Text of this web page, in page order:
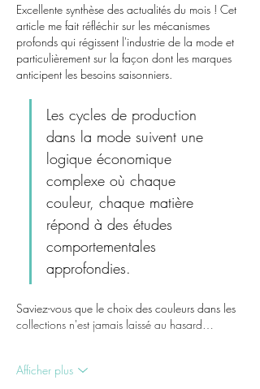
Excellente synthèse des actualités du mois ! Cet
article me fait réfléchir sur les mécanismes
profonds qui régissent l'industrie de la mode et
particulièrement sur la façon dont les marques
anticipent les besoins saisonniers.
Les cycles de production
dans la mode suivent une
logique économique
complexe où chaque
couleur, chaque matière
répond à des études
comportementales
approfondies.
Saviez-vous que le choix des couleurs dans les
collections n'est jamais laissé au hasard…
Afficher plus